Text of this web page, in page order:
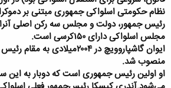
نظام حکومتی اسلواکی جمهوری مبتنی بر
رئیس جمهور، دولت و مجلس سه رکن اصلی
مجلس اسلواکی دارای ۱۵۰کرسی است.
ایوان گاشپاروویچ در
منصوب شد.
او اولین رئیس جمهوری است که دوبار به این